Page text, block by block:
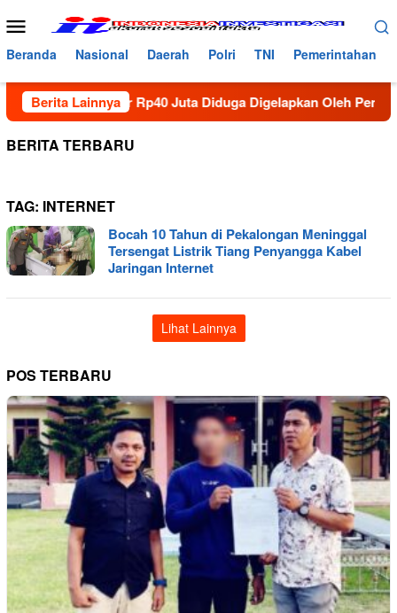
ke
konten
Menu
Mobile
Beranda Nasional Daerah Polri TNI Pemerintahan
Berita Lainnya
Kotak Hampir Rp40 Juta Diduga Digelapkan Oleh
BERITA TERBARU
TAG: INTERNET
Bocah 10 Tahun di Pekalongan Meninggal
Tersengat Listrik Tiang Penyangga Kabel
Jaringan Internet
Lihat Lainnya
POS TERBARU